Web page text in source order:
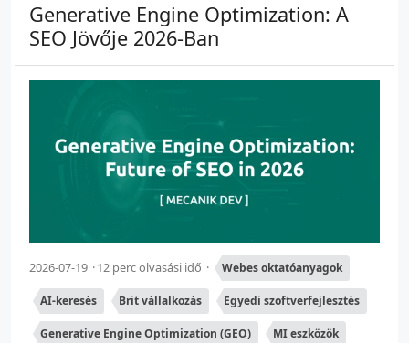
Generative Engine Optimization: A
SEO Jövője 2026-Ban
2026-07-19 12 perc olvasási idő Webes oktatóanyagok
AI-keresés Brit vállalkozás Egyedi szoftverfejlesztés
Generative Engine Optimization (GEO) MI eszközök